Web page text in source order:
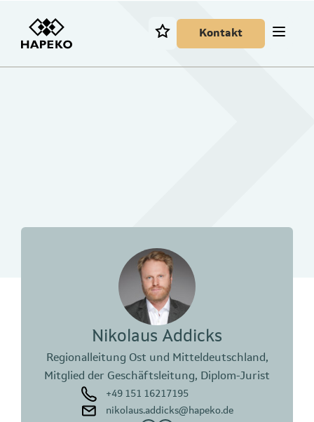
Kontakt
Nikolaus Addicks
Regionalleitung Ost und Mitteldeutschland,
Mitglied der Geschäftsleitung, Diplom-Jurist
+49 151 16217195
nikolaus.addicks@hapeko.de